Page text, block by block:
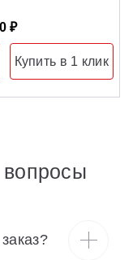
₽
Купить в 1 клик